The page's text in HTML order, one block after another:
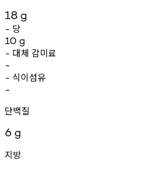
18 g
- 당
10 g
- 대체 감미료
-
- 식이섬유
-
단백질
6 g
지방